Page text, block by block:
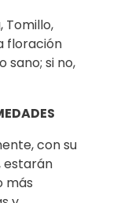
Tomillo,
floración
sano; si no,
con su
estarán
más